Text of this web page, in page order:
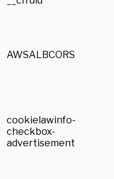
AWSALBCORS
cookielawinfo-
checkbox-
advertisement